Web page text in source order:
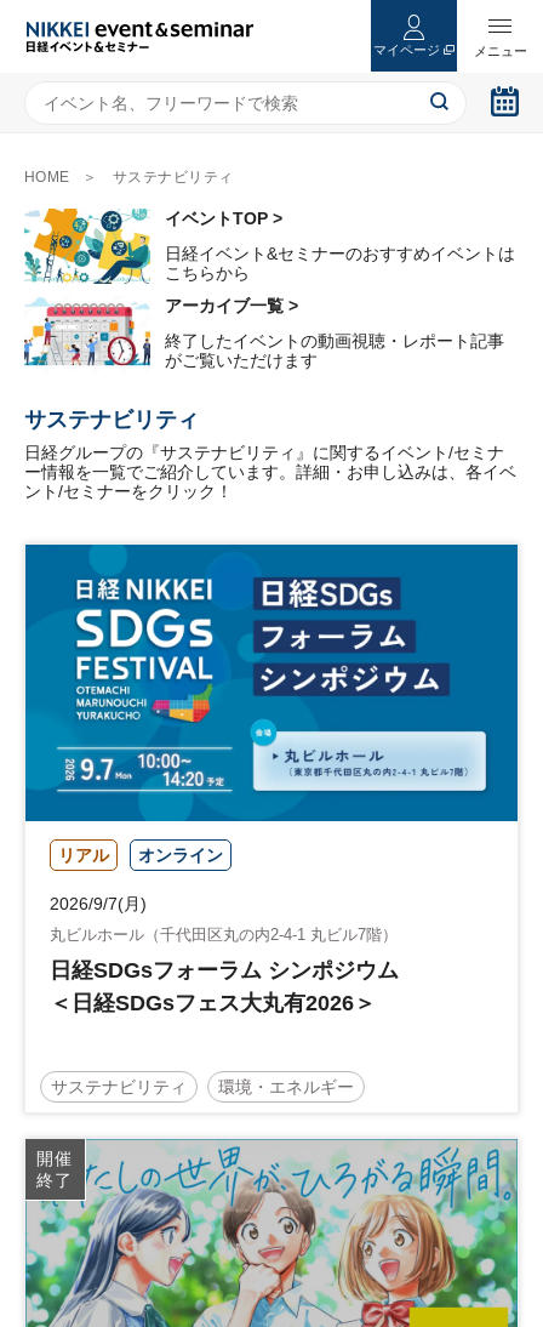
マイページ
HOME サステナビリティ
イベントTOP >
日経イベント&セミナーのおすすめイベントは
こちらから
アーカイブ一覧 >
終了したイベントの動画視聴・レポート記事
がご覧いただけます
サステナビリティ
日経グループの『サステナビリティ』に関するイベント/セミナ
ー情報を一覧でご紹介しています。詳細・お申し込みは、各イベ
ント/セミナーをクリック！
リアル オンライン
2026/9/7(月)
丸ビルホール（千代田区丸の内2-4-1 丸ビル7階）
日経SDGsフォーラム シンポジウム
＜日経SDGsフェス大丸有2026＞
サステナビリティ 環境・エネルギー
サステナビリティ経営 日経SDGsフェス
日経SDGsフォーラム サステナブル SDGs
グローバル 参加無料
開催
終了